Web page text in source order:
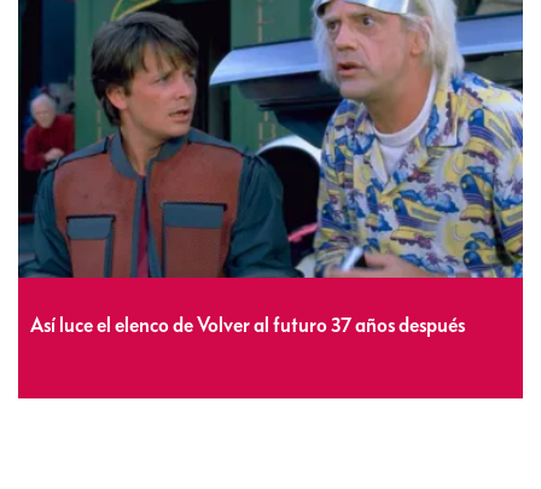
Así luce el elenco de Volver al futuro 37 años después